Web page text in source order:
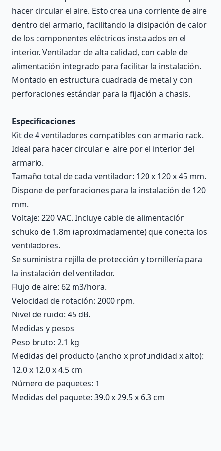
hacer circular el aire. Esto crea una corriente de aire
dentro del armario, facilitando la disipación de calor
de los componentes eléctricos instalados en el
interior. Ventilador de alta calidad, con cable de
alimentación integrado para facilitar la instalación.
Montado en estructura cuadrada de metal y con
perforaciones estándar para la fijación a chasis.
Especificaciones
Kit de 4 ventiladores compatibles con armario rack.
Ideal para hacer circular el aire por el interior del
armario.
Tamaño total de cada ventilador: 120 x 120 x 45 mm.
Dispone de perforaciones para la instalación de 120
mm.
Voltaje: 220 VAC. Incluye cable de alimentación
schuko de 1.8m (aproximadamente) que conecta los
ventiladores.
Se suministra rejilla de protección y tornillería para
la instalación del ventilador.
Flujo de aire: 62 m3/hora.
Velocidad de rotación: 2000 rpm.
Nivel de ruido: 45 dB.
Medidas y pesos
Peso bruto: 2.1 kg
Medidas del producto (ancho x profundidad x alto):
12.0 x 12.0 x 4.5 cm
Número de paquetes: 1
Medidas del paquete: 39.0 x 29.5 x 6.3 cm